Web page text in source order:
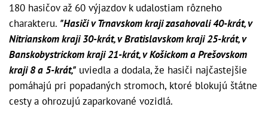
180 hasičov až 60 výjazdov k udalostiam rôzneho
charakteru. "Hasiči v Trnavskom kraji zasahovali 40-krát, v
Nitrianskom kraji 30-krát, v Bratislavskom kraji 25-krát, v
Banskobystrickom kraji 21-krát, v Košickom a Prešovskom
kraji 8 a 5-krát," uviedla a dodala, že hasiči najčastejšie
pomáhajú pri popadaných stromoch, ktoré blokujú štátne
cesty a ohrozujú zaparkované vozidlá.